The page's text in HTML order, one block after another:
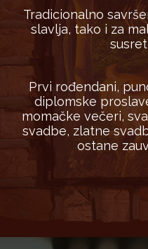
Tradicionalno
slavlja, tako i za
Prvi rođendani,
diplomske
momačke večeri,
svadbe, zlatne
ostane